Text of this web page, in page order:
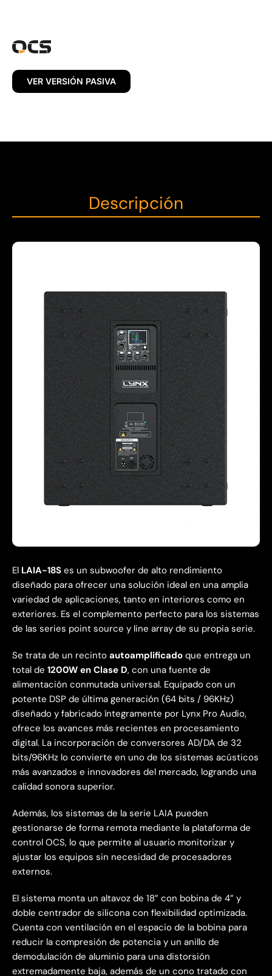
VER VERSIÓN PASIVA
Descripción
El LAIA-18S es un subwoofer de alto rendimiento
diseñado para ofrecer una solución ideal en una amplia
variedad de aplicaciones, tanto en interiores como en
exteriores. Es el complemento perfecto para los sistemas
de las series point source y line array de su propia serie.
Se trata de un recinto autoamplificado que entrega un
total de 1200W en Clase D, con una fuente de
alimentación conmutada universal. Equipado con un
potente DSP de última generación (64 bits / 96KHz)
diseñado y fabricado íntegramente por Lynx Pro Audio,
ofrece los avances más recientes en procesamiento
digital. La incorporación de conversores AD/DA de 32
bits/96KHz lo convierte en uno de los sistemas acústicos
más avanzados e innovadores del mercado, logrando una
calidad sonora superior.
Además, los sistemas de la serie LAIA pueden
gestionarse de forma remota mediante la plataforma de
control OCS, lo que permite al usuario monitorizar y
ajustar los equipos sin necesidad de procesadores
externos.
El sistema monta un altavoz de 18” con bobina de 4” y
doble centrador de silicona con flexibilidad optimizada.
Cuenta con ventilación en el espacio de la bobina para
reducir la compresión de potencia y un anillo de
demodulación de aluminio para una distorsión
extremadamente baja, además de un cono tratado con